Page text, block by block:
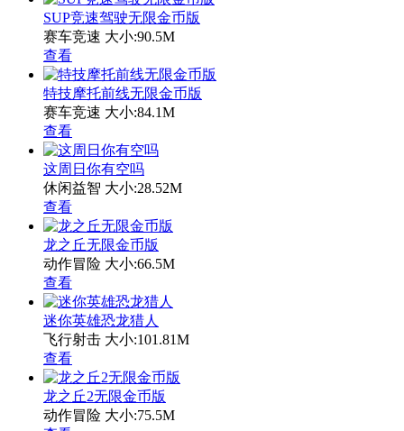
SUP竞速驾驶无限金币版
赛车竞速 大小:90.5M
查看
特技摩托前线无限金币版
赛车竞速 大小:84.1M
查看
这周日你有空吗
休闲益智 大小:28.52M
查看
龙之丘无限金币版
动作冒险 大小:66.5M
查看
迷你英雄恐龙猎人
飞行射击 大小:101.81M
查看
龙之丘2无限金币版
动作冒险 大小:75.5M